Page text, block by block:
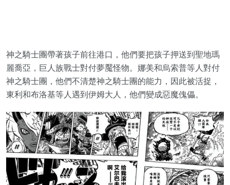
神之騎士團帶著孩子前往港口，他們要把孩子押送到聖地瑪
麗喬亞，巨人族戰士對付夢魘怪物。娜美和烏索普等人對付
神之騎士團，他們不清楚神之騎士團的能力，因此被活捉，
東利和布洛基等人遇到伊姆大人，他們變成惡魔傀儡。